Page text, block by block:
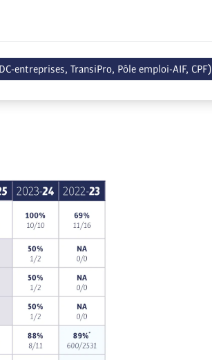
entreprises, TransiPro, Pôle emploi-AIF, CPF)